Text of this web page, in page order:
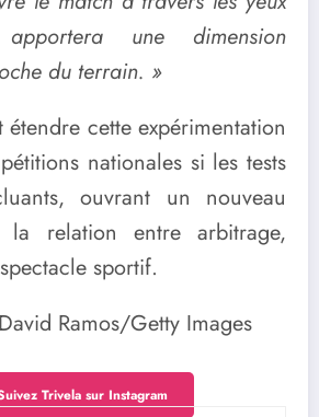
une dimension
du terrain. »
étendre cette expérimentation
nationales si les tests
ouvrant un nouveau
la relation entre arbitrage,
sportif.
Ramos/Getty Images
Trivela sur Instagram